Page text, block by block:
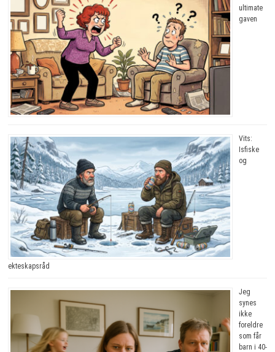
ultimate
gaven
Vits:
Isfiske
og
ekteskapsråd
Jeg
synes
ikke
foreldre
som får
barn i 40-